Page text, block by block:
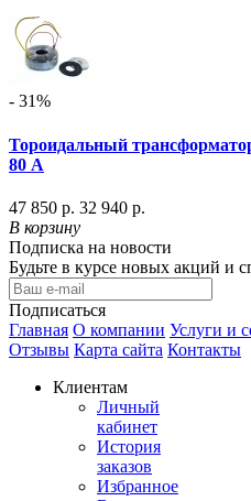
- 31%
Тороидальный
80 А
47 850 р. 32 940 р.
В корзину
Подписка на новости
Будьте в курсе новых акций и
Подписаться
Главная О компании Услуги и
Отзывы Карта сайта Контакты
Клиентам
Личный
кабинет
История
заказов
Избранное